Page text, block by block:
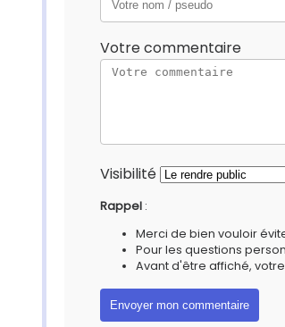
Votre commentaire
Visibilité
Rappel :
Merci de bien vouloir
Pour les questions
Avant d'être affiché,